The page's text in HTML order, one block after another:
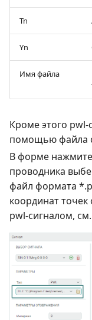
Tn
Yn
Имя файла
Кроме этого pwl-
помощью файла
В форме
проводника
файл формата
координат
pwl-сигналом, см.